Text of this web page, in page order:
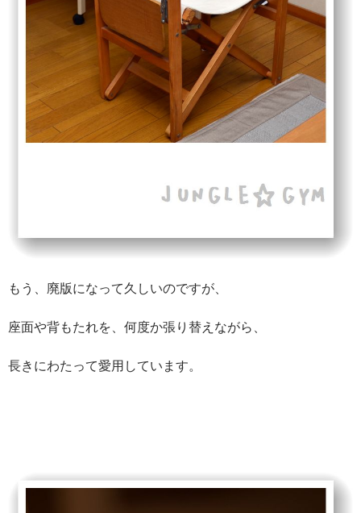
もう、廃版になって久しいのですが、
座面や背もたれを、何度か張り替えながら、
長きにわたって愛用しています。